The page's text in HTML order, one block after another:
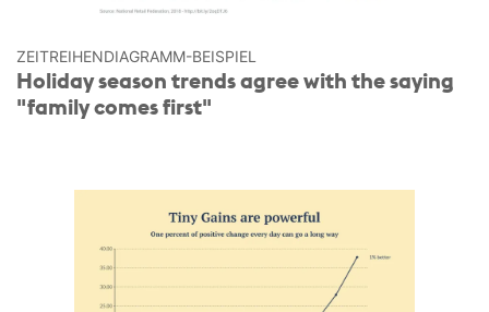
ZEITREIHEN­DIAGRAMM-BEISPIEL
Holiday season trends agree with the saying
"family comes first"